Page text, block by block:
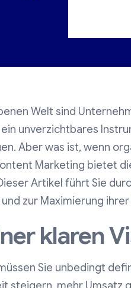
Welt sind
unverzichtbares
Aber was ist, wenn
Marketing bietet
Artikel führt Sie
zur Maximierung
klaren
Sie unbedingt